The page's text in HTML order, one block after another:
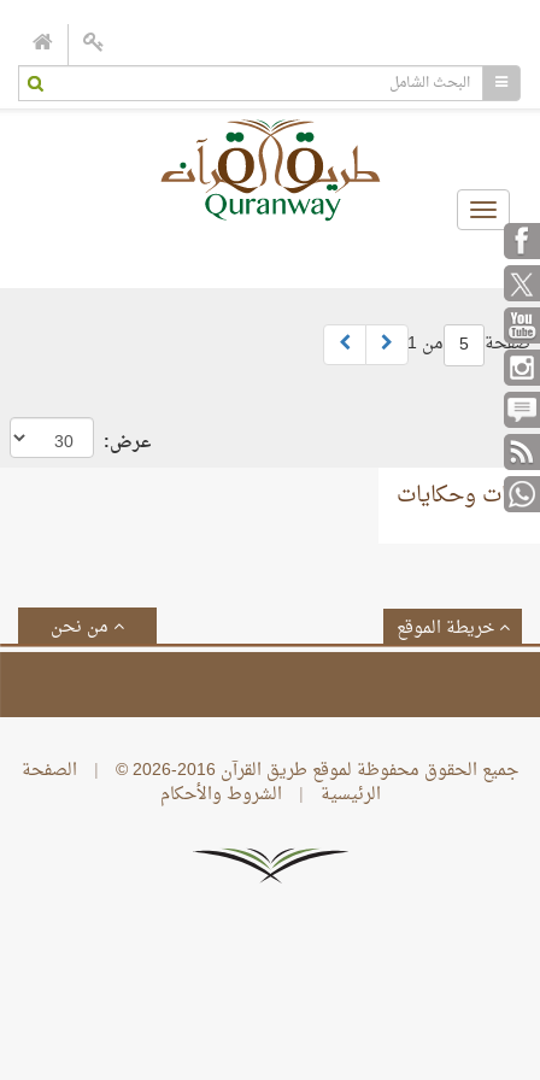
Toggle
navigation
صفحة 5 من 1
عرض:
آيات وحكايات
من نحن خريطة الموقع
جميع الحقوق محفوظة لموقع طريق القرآن 2016-2026 © | الصفحة
الرئيسية | الشروط والأحكام